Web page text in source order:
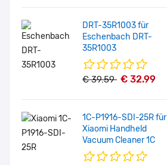
DRT-35R1003 für
Eschenbach DRT-
35R1003
€ 39.59 € 32.99
1C-P1916-SDI-25R für
Xiaomi Handheld
Vacuum Cleaner 1C